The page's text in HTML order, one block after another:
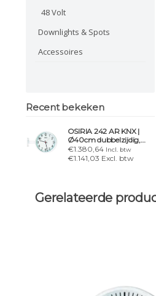
48 Volt
Downlights & Spots
Accessoires
Recent bekeken
OSIRIA 242 AR KNX |
Ø40cm dubbelzijdig,
Arabisch, witte metalen
rand
€1.380,64 Incl. btw
€1.141,03 Excl. btw
Gerelateerde